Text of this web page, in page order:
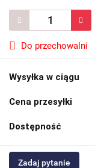
Do przechowalni
Wysyłka w ciągu
Cena przesyłki
Dostępność
Zadaj pytanie